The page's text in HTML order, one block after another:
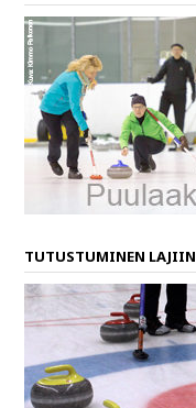
TUTUSTUMINEN LAJIIN